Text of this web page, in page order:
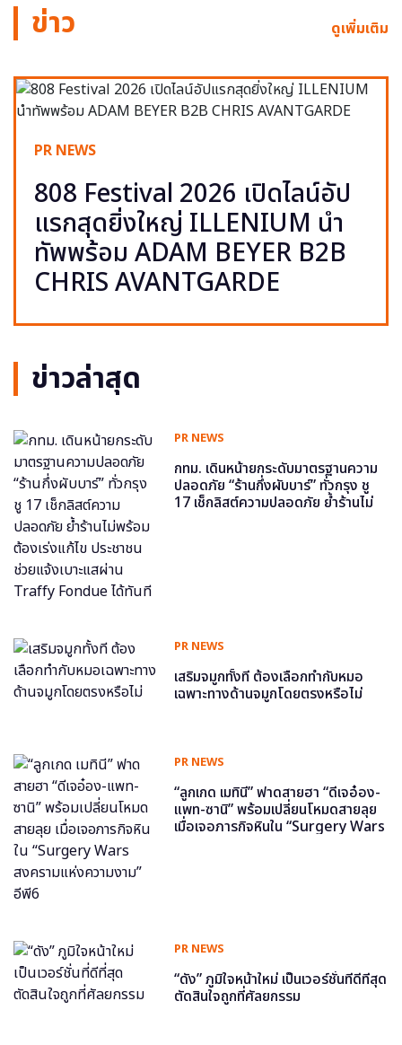
ข่าว ดูเพิ่มเติม
PR NEWS
808 Festival 2026 เปิดไลน์อัป
แรกสุดยิ่งใหญ่ ILLENIUM นำ
ทัพพร้อม ADAM BEYER B2B
CHRIS AVANTGARDE
ข่าวล่าสุด
PR NEWS
กทม. เดินหน้ายกระดับมาตรฐานความ
ปลอดภัย “ร้านกึ่งผับบาร์” ทั่วกรุง ชู
17 เช็กลิสต์ความปลอดภัย ย้ำร้านไม่
PR NEWS
เสริมจมูกทั้งที ต้องเลือกทำกับหมอ
เฉพาะทางด้านจมูกโดยตรงหรือไม่
PR NEWS
“ลูกเกด เมทินี” ฟาดสายฮา “ดีเจอ๋อง-
แพท-ซานิ” พร้อมเปลี่ยนโหมดสายลุย
เมื่อเจอภารกิจหินใน “Surgery Wars
PR NEWS
“ดัง” ภูมิใจหน้าใหม่ เป็นเวอร์ชั่นที่ดีที่สุด
ตัดสินใจถูกที่ศัลยกรรม